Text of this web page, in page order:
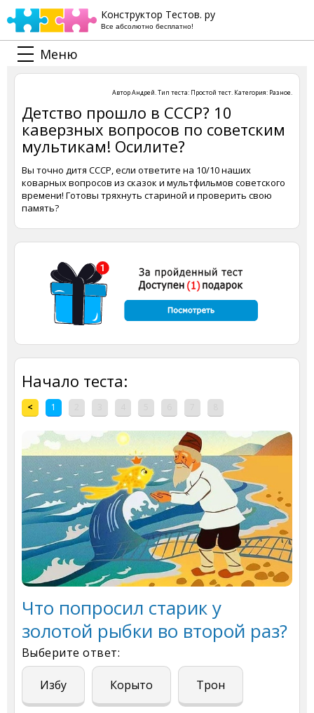
Конструктор Тестов. ру
Все абсолютно бесплатно!
Меню
АвторАндрей. Тип теста: Простой тест. Категория: Разное.
Детство прошло в СССР? 10
каверзных вопросов по советским
мультикам! Осилите?
Вы точно дитя СССР, если ответите на 10/10 наших
коварных вопросов из сказок и мультфильмов советского
времени! Готовы тряхнуть стариной и проверить свою
память?
Начало теста:
< 1
Что попросил старик у
золотой рыбки во второй раз?
Выберите ответ:
Избу Корыто Трон